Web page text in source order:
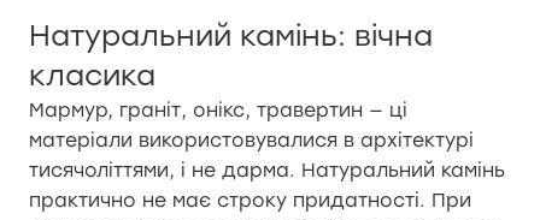
Натуральний камінь: вічна
класика
Мармур, граніт, онікс, травертин — ці
матеріали використовувалися в архітектурі
тисячоліттями, і не дарма. Натуральний камінь
практично не має строку придатності. При